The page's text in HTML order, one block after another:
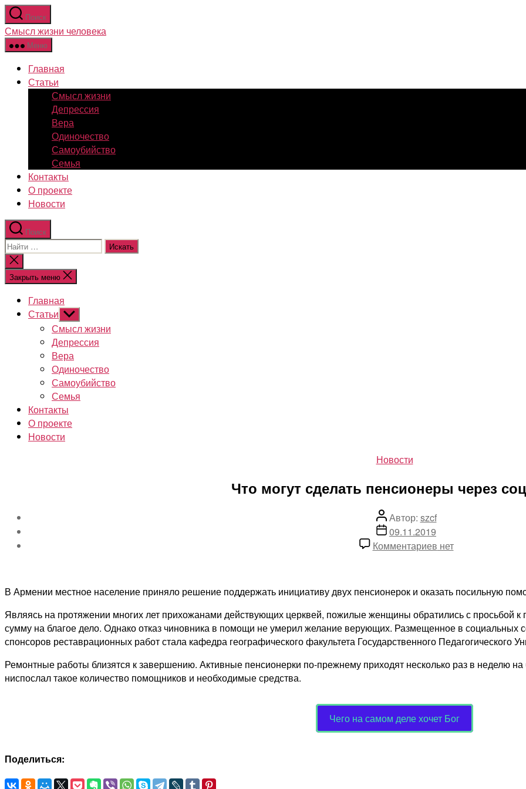
Перейти
к
содержимому
Поиск
Смысл жизни человека
Меню
Главная
Статьи
Смысл жизни
Депрессия
Вера
Одиночество
Самоубийство
Семья
Контакты
О проекте
Новости
Поиск
Поиск:
Закрыть
поиск
Закрыть меню
Главная
Статьи Показывать
подменю
Смысл жизни
Депрессия
Вера
Одиночество
Самоубийство
Семья
Контакты
О проекте
Новости
Рубрики
Новости
Что могут сделать пенсионеры через
Автор
записи
Автор: szcf
Дата
записи
09.11.2019
Комментариевк
сделать
пенсионеры
через
соцсети
нет
В Армении местное население приняло решение поддержать инициативу двух пенсионерок и оказать посильную
Являясь на протяжении многих лет прихожанами действующих церквей, пожилые женщины обратились с просьбой
сумму на благое дело. Однако отказ чиновника в помощи не умерил желание верующих. Размещенное в социальных
спонсоров реставрационных работ стала кафедра географического факультета Государственного Педагогического
Ремонтные работы близятся к завершению. Активные пенсионерки по-прежнему приходят несколько раз в неделю на
ниспослал такое количество помощников и необходимые средства.
Чего на самом деле хочет Бог
Поделиться: